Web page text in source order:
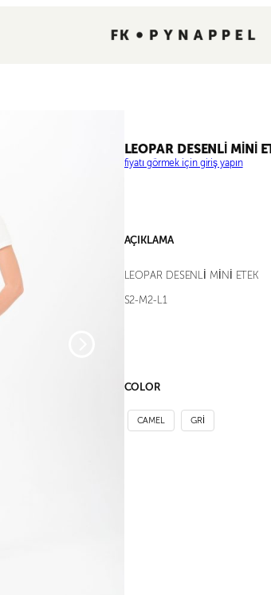
LEOPAR DESENLİ MİNİ
fiyatı görmek için giriş yapın
AÇIKLAMA
LEOPAR DESENLİ MİNİ ETEK
S2-M2-L1
COLOR
CAMEL GRI